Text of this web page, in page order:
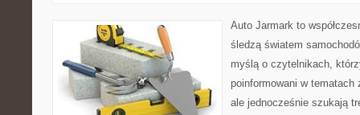
Auto Jarmark to
śledzą światem
myślą o czytelnikach,
poinformowani w
ale jednocześnie szukają